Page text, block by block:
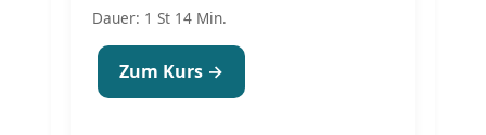
Dauer: 1 St 14 Min.
Zum Kurs →